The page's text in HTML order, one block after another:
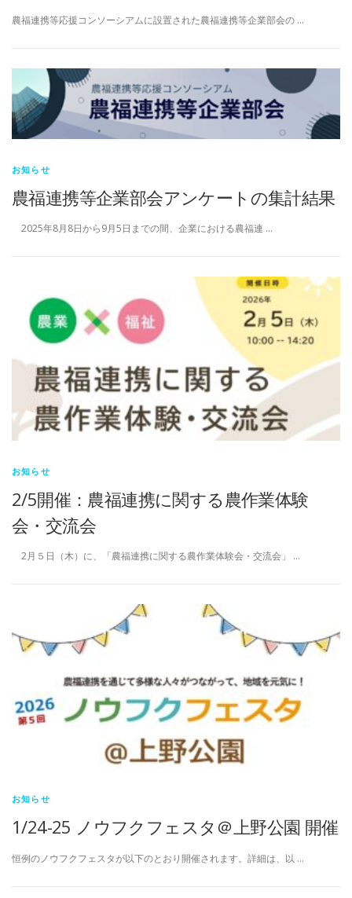
農福連携等応援コンソーシアムに設置された農福連携等企業部会の …
お知らせ
農福連携等企業部会アンケートの集計結果
2025年8月8日から9月5日までの間、企業における農福連 …
お知らせ
2/5開催：農福連携に関する農作業体験
会・交流会
2月５日（木）に、「農福連携に関する農作業体験会・交流会」 …
お知らせ
1/24-25 ノウフクフェスタ＠上野公園 開催
恒例のノウフクフェスタが以下のとおり開催されます。詳細は、以 …